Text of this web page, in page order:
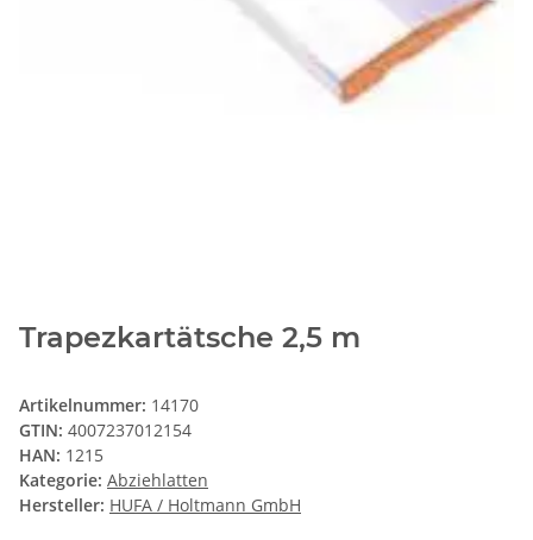
Trapezkartätsche 2,5 m
Artikelnummer: 14170
GTIN: 4007237012154
HAN: 1215
Kategorie: Abziehlatten
Hersteller: HUFA / Holtmann GmbH